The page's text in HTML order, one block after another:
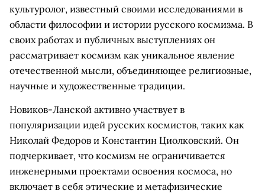
культуролог, известный своими исследованиями в
области философии и истории русского космизма. В
своих работах и публичных выступлениях он
рассматривает космизм как уникальное явление
отечественной мысли, объединяющее религиозные,
научные и художественные традиции.
Новиков-Ланской активно участвует в
популяризации идей русских космистов, таких как
Николай Федоров и Константин Циолковский. Он
подчеркивает, что космизм не ограничивается
инженерными проектами освоения космоса, но
включает в себя этические и метафизические